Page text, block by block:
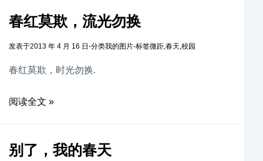
春红莫欺，流光勿换
发表于2013 年 4 月 16 日 -分类我的图片-标签微距,春天,校园
春红莫欺，时光勿换.
阅读全文 »
别了，我的春天